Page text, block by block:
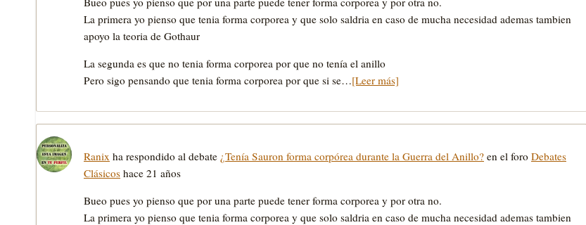
La primera yo pienso que tenia forma corporea y que solo saldria en caso de mucha necesidad ademas tambien
apoyo la teoria de Gothaur
La segunda es que no tenia forma corporea por que no tenía el anillo
Pero sigo pensando que tenia forma corporea por que si se…[Leer más]
Ranix ha respondido al debate ¿Tenía Sauron forma corpórea durante la Guerra del Anillo? en el foro Debates
Clásicos hace 21 años
Bueo pues yo pienso que por una parte puede tener forma corporea y por otra no.
La primera yo pienso que tenia forma corporea y que solo saldria en caso de mucha necesidad ademas tambien